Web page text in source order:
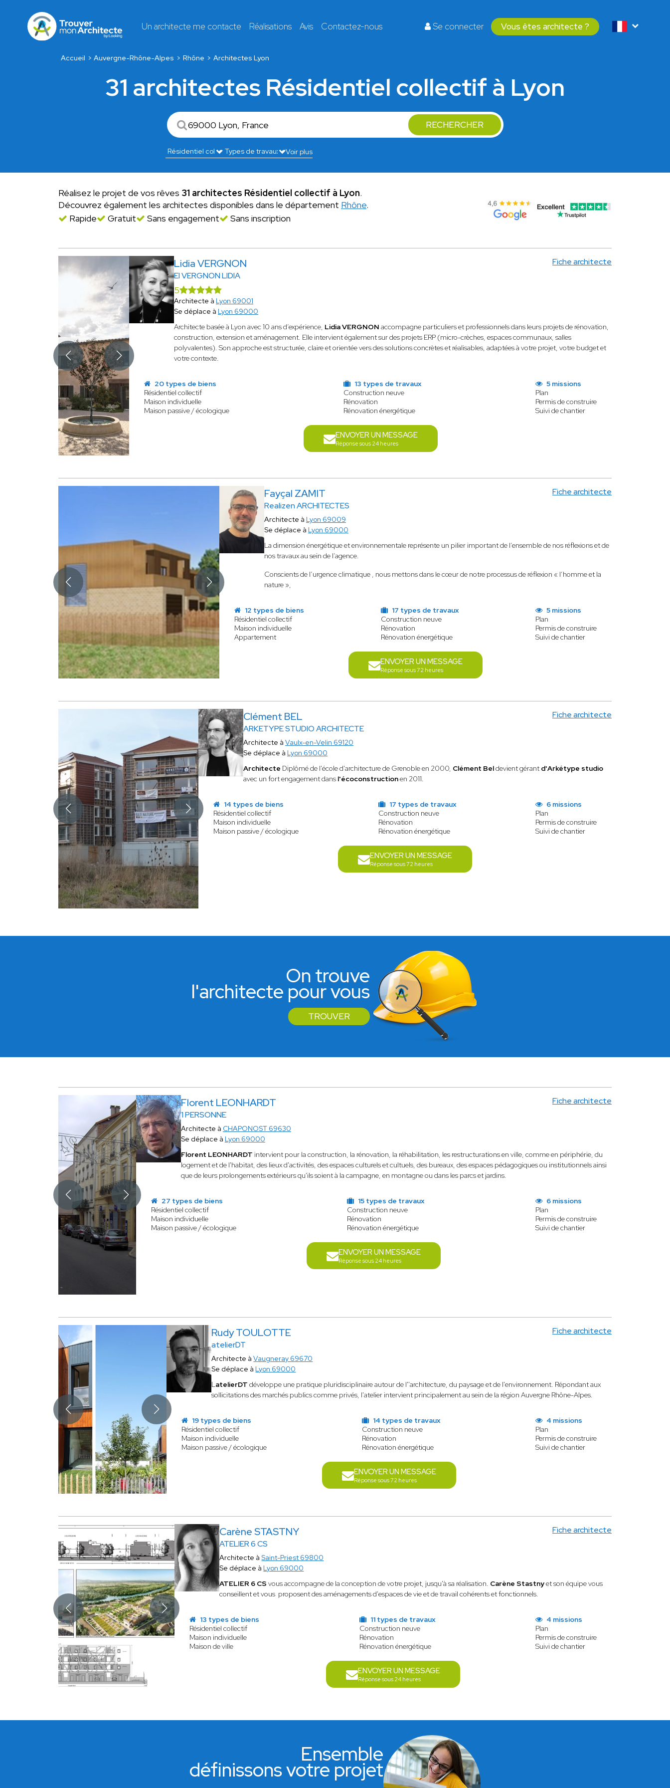
Un architecte me contacte Réalisations Avis Contactez-nous Se connecter Vous êtes architecte ?
Accueil Auvergne-Rhône-Alpes Rhône Architectes Lyon
31 architectes Résidentiel collectif à Lyon
RECHERCHER
Voir plus
Réalisez le projet de vos rêves 31 architectes Résidentiel collectif à Lyon.
Découvrez également les architectes disponibles dans le département Rhône.
Rapide
Gratuit Sans engagement Sans inscription
Lidia VERGNON
EI VERGNON LIDIA
Fiche architecte
5
Architecte à Lyon 69001
Se déplace à Lyon 69000
Architecte basée à Lyon avec 10 ans d’expérience, Lidia VERGNON accompagne particuliers et professionnels dans leurs projets de rénovation,
construction, extension et aménagement. Elle intervient également sur des projets ERP (micro-crèches, espaces communaux, salles
polyvalentes). Son approche est structurée, claire et orientée vers des solutions concrètes et réalisables, adaptées à votre projet, votre budget et
votre contexte.
20 types de biens
Résidentiel collectif
Maison individuelle
Maison passive / écologique
13 types de travaux
Construction neuve
Rénovation
Rénovation énergétique
5 missions
Plan
Permis de construire
Suivi de chantier
ENVOYER UN MESSAGE
Réponse sous 24 heures
Fayçal ZAMIT
Realizen ARCHITECTES
Fiche architecte
Architecte à Lyon 69009
Se déplace à Lyon 69000
La dimension énergétique et environnementale représente un pilier important de l’ensemble de nos réflexions et de
nos travaux au sein de l’agence.
Conscients de l’urgence climatique , nous mettons dans le cœur de notre processus de réflexion « l’homme et la
nature »,
12 types de biens
Résidentiel collectif
Maison individuelle
Appartement
17 types de travaux
Construction neuve
Rénovation
Rénovation énergétique
5 missions
Plan
Permis de construire
Suivi de chantier
ENVOYER UN MESSAGE
Réponse sous 72 heures
Clément BEL
ARKETYPE STUDIO ARCHITECTE
Fiche architecte
Architecte àVaulx-en-Velin 69120
Se déplace à Lyon 69000
Architecte Diplômé de l'école d'architecture de Grenoble en 2000, Clément Beldevient gérant d'Arkétype studio
avec un fort engagement dans l'écoconstructionen 2011.
14 types de biens
Résidentiel collectif
Maison individuelle
Maison passive / écologique
17 types de travaux
Construction neuve
Rénovation
Rénovation énergétique
6 missions
Plan
Permis de construire
Suivi de chantier
ENVOYER UN MESSAGE
Réponse sous 72 heures
On trouve
l'architecte pour vous
TROUVER
Florent LEONHARDT
1 PERSONNE
Fiche architecte
Architecte à CHAPONOST 69630
Se déplace à Lyon 69000
Florent LEONHARDT intervient pour la construction, la rénovation, la réhabilitation, les restructurations en ville, comme en périphérie, du
logement et de l'habitat, des lieux d'activités, des espaces culturels et cultuels, des bureaux, des espaces pédagogiques ou institutionnels ainsi
que de leurs prolongements extérieurs qu'ils soient à la campagne, en montagne ou dans les parcs et jardins.
27 types de biens
Résidentiel collectif
Maison individuelle
Maison passive / écologique
15 types de travaux
Construction neuve
Rénovation
Rénovation énergétique
6 missions
Plan
Permis de construire
Suivi de chantier
ENVOYER UN MESSAGE
Réponse sous 24 heures
Rudy TOULOTTE
atelierDT
Fiche architecte
Architecte àVaugneray 69670
Se déplace à Lyon 69000
LatelierDT développe une pratique pluridisciplinaire autour de l''architecture, du paysage et de l'environnement. Répondant aux
sollicitations des marchés publics comme privés, l'atelier intervient principalement au sein de la région Auvergne Rhône-Alpes.
19 types de biens
Résidentiel collectif
Maison individuelle
Maison passive / écologique
14 types de travaux
Construction neuve
Rénovation
Rénovation énergétique
4 missions
Plan
Permis de construire
Suivi de chantier
ENVOYER UN MESSAGE
Réponse sous 72 heures
Carène STASTNY
ATELIER 6 CS
Fiche architecte
Architecte àSaint-Priest 69800
Se déplace à Lyon 69000
ATELIER 6 CS vous accompagne de la conception de votre projet, jusqu'à sa réalisation. Carène Stastnyet son équipe vous
conseillent et vous proposent des aménagements d'espaces de vie et de travail cohérents et fonctionnels.
13 types de biens
Résidentiel collectif
Maison individuelle
Maison de ville
11 types de travaux
Construction neuve
Rénovation
Rénovation énergétique
4 missions
Plan
Permis de construire
Suivi de chantier
ENVOYER UN MESSAGE
Réponse sous 24 heures
Ensemble
définissons votre projet